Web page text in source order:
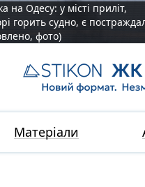
на Одесу: у місті приліт,
горить судно, є
фото)
Матеріали